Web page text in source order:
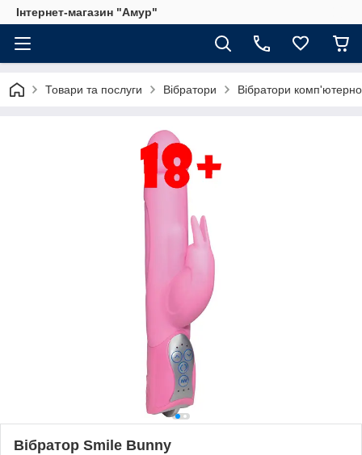
Інтернет-магазин "Амур"
Товари та послуги Вібратори Вібратори
Вібратор Smile Bunny